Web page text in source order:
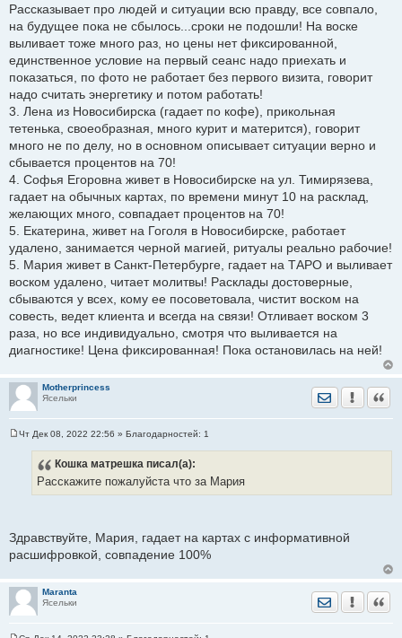
Рассказывает про людей и ситуации всю правду, все совпало,
на будущее пока не сбылось...сроки не подошли! На воске
выливает тоже много раз, но цены нет фиксированной,
единственное условие на первый сеанс надо приехать и
показаться, по фото не работает без первого визита, говорит
надо считать энергетику и потом работать!
3. Лена из Новосибирска (гадает по кофе), прикольная
тетенька, своеобразная, много курит и матерится), говорит
много не по делу, но в основном описывает ситуации верно и
сбывается процентов на 70!
4. Софья Егоровна живет в Новосибирске на ул. Тимирязева,
гадает на обычных картах, по времени минут 10 на расклад,
желающих много, совпадает процентов на 70!
5. Екатерина, живет на Гоголя в Новосибирске, работает
удалено, занимается черной магией, ритуалы реально рабочие!
5. Мария живет в Санкт-Петербурге, гадает на ТАРО и выливает
воском удалено, читает молитвы! Расклады достоверные,
сбываются у всех, кому ее посоветовала, чистит воском на
совесть, ведет клиента и всегда на связи! Отливает воском 3
раза, но все индивидуально, смотря что выливается на
диагностике! Цена фиксированная! Пока остановилась на ней!
Motherprincess
Ясельки
Отправить
Чт Дек 08, 2022 22:56 » Благодарностей: 1
Кошка матрешка писал(а):
Расскажите пожалуйста что за Мария
Здравствуйте, Мария, гадает на картах с информативной
расшифровкой, совпадение 100%
Maranta
Ясельки
Отправить